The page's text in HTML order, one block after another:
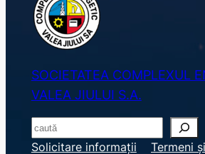
SOCIETATEA COMPLEXUL
VALEA JIULUI S.A.
S
e
Solicitare informații
Termeni